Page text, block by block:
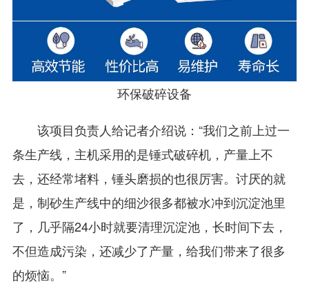
环保破碎设备
该项目负责人给记者介绍说：“我们之前上过一
条生产线，主机采用的是锤式破碎机，产量上不
去，还经常堵料，锤头磨损的也很厉害。讨厌的就
是，制砂生产线中的细沙很多都被水冲到沉淀池里
了，几乎隔24小时就要清理沉淀池，长时间下去，
不但造成污染，还减少了产量，给我们带来了很多
的烦恼。”